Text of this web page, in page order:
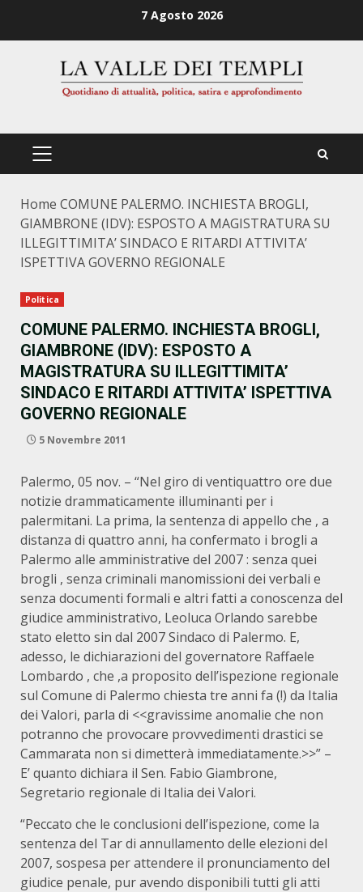
7 Agosto 2026
PRIMÄRES
Home COMUNE PALERMO. INCHIESTA BROGLI,
GIAMBRONE (IDV): ESPOSTO A MAGISTRATURA SU
ILLEGITTIMITA’ SINDACO E RITARDI ATTIVITA’
ISPETTIVA GOVERNO REGIONALE
Politica
COMUNE PALERMO. INCHIESTA BROGLI,
GIAMBRONE (IDV): ESPOSTO A
MAGISTRATURA SU ILLEGITTIMITA’
SINDACO E RITARDI ATTIVITA’ ISPETTIVA
GOVERNO REGIONALE
5 Novembre 2011
Palermo, 05 nov. – “Nel giro di ventiquattro ore due
notizie drammaticamente illuminanti per i
palermitani. La prima, la sentenza di appello che , a
distanza di quattro anni, ha confermato i brogli a
Palermo alle amministrative del 2007 : senza quei
brogli , senza criminali manomissioni dei verbali e
senza documenti formali e altri fatti a conoscenza del
giudice amministrativo, Leoluca Orlando sarebbe
stato eletto sin dal 2007 Sindaco di Palermo. E,
adesso, le dichiarazioni del governatore Raffaele
Lombardo , che ,a proposito dell’ispezione regionale
sul Comune di Palermo chiesta tre anni fa (!) da Italia
dei Valori, parla di <<gravissime anomalie che non
potranno che provocare provvedimenti drastici se
Cammarata non si dimetterà immediatamente.>>” –
E’ quanto dichiara il Sen. Fabio Giambrone,
Segretario regionale di Italia dei Valori.
“Peccato che le conclusioni dell’ispezione, come la
sentenza del Tar di annullamento delle elezioni del
2007, sospesa per attendere il pronunciamento del
giudice penale, pur avendo disponibili tutti gli atti